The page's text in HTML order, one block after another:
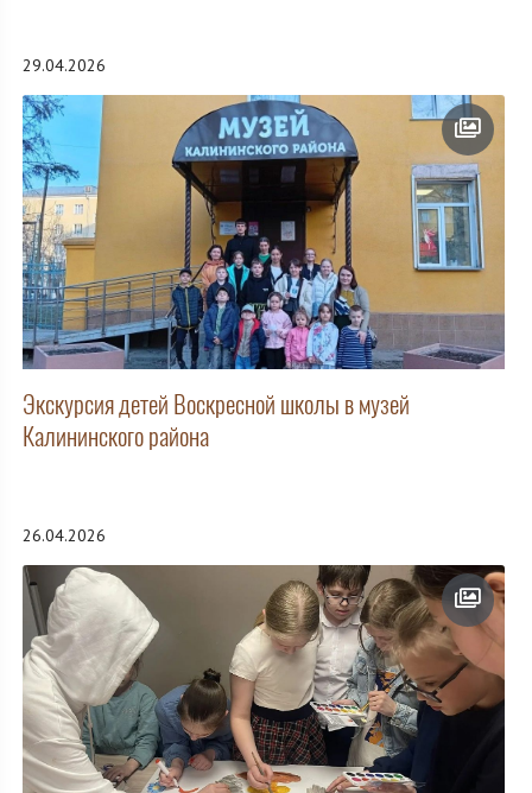
29.04.2026
Экскурсия детей Воскресной школы в музей
Калининского района
26.04.2026